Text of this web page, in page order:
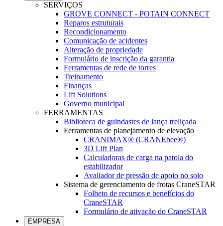
SERVIÇOS
GROVE CONNECT - POTAIN CONNECT
Reparos estruturais
Recondicionamento
Comunicação de acidentes
Alteração de propriedade
Formulário de inscrição da garantia
Ferramentas de rede de torres
Treinamento
Finanças
Lift Solutions
Governo municipal
FERRAMENTAS
Biblioteca de guindastes de lança treliçada
Ferramentas de planejamento de elevação
CRANIMAX® (CRANEbee®)
3D Lift Plan
Calculadoras de carga na patola do
estabilizador
Avaliador de pressão de apoio no solo
Sistema de gerenciamento de frotas CraneSTAR
Folheto de recursos e benefícios do
CraneSTAR
Formulário de ativação do CraneSTAR
EMPRESA